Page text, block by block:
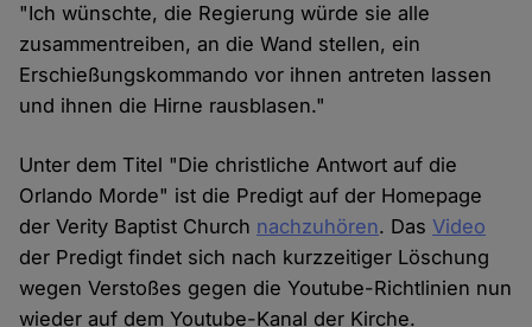
"Ich wünschte, die Regierung würde sie alle
zusammentreiben, an die Wand stellen, ein
Erschießungskommando vor ihnen antreten lassen
und ihnen die Hirne rausblasen."
Unter dem Titel "Die christliche Antwort auf die
Orlando Morde" ist die Predigt auf der Homepage
der Verity Baptist Church nachzuhören. DasVideo
der Predigt findet sich nach kurzzeitiger Löschung
wegen Verstoßes gegen die Youtube-Richtlinien nun
wieder auf dem Youtube-Kanal der Kirche.